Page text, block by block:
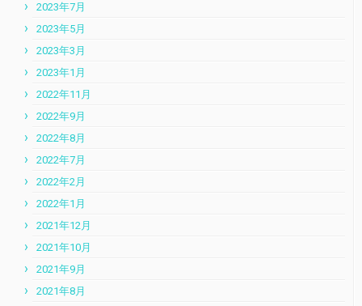
2023年7月
2023年5月
2023年3月
2023年1月
2022年11月
2022年9月
2022年8月
2022年7月
2022年2月
2022年1月
2021年12月
2021年10月
2021年9月
2021年8月